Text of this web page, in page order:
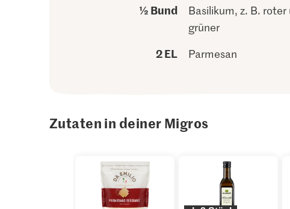
½ Bund
Basilikum, z. B. roter
grüner
2 EL Parmesan
Zutaten in deiner Migros